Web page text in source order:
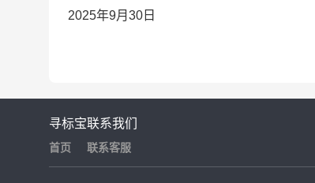
2025年9月 30 日
寻标宝
首页
联系我们
联系客服